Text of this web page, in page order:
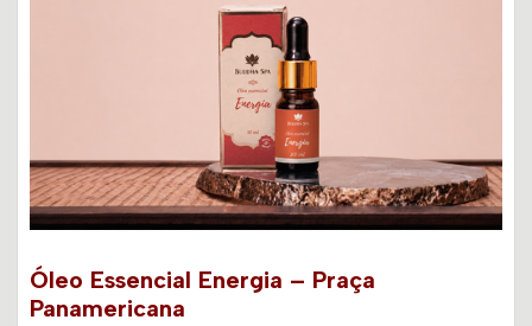
Óleo Essencial Energia – Praça
Panamericana